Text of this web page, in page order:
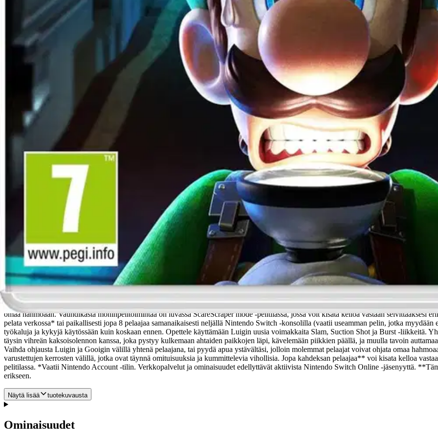
Hinta ilman S-Etukorttia:
Verkkokaupan hinta
Valitse toimitustapa
Toimitus
Kotiin tai noutopisteeseen
Alk. 0 €
Ilmainen toimitus yli 100 €:n tilauksille Postin pakettiautomaattiin tai
Etu ei koske Suuri‑lisäpalvelulla toimitettavia tuotteita.
Tarkista myymäläsaatavuus
Tuotekuvaus
Luigin unelmaloma muuttuu aavemaiseksi painajaiseksi Luigi's Mansion 3 -pelissä Nintendo Switchillä! Luigi lähtee unelmalomalle Marion
tulee kuitenkin nopeasti painajainen, kun King Boo paljastaa, että kaikki on ollut vain juoni Marion ja ystävien vangitsemiseksi. Professor
pahaenteisen hotellin petollisia kerroksia ylös ja alas pelastaakseen heidät.
joka voi auttaa Luigia selviytymään esteistä, joita hän ei yksin pysty ohittamaan. Vaihda ohjausta Luigin ja Gooigin välillä yhtenä
omaa hahmoaan. Vauhdikasta moninpelitoimintaa on luvassa ScareScraper mode -pelitilassa, jossa voit kisata kelloa vastaan selvittääksesi
pelata verkossa* tai paikallisesti jopa 8 pelaajaa samanaikaisesti neljällä Nintendo Switch -konsolilla (vaatii useamman pelin, jotka
työkaluja ja kykyjä käytössään kuin koskaan ennen. Opettele käyttämään Luigin uusia voimakkaita Slam, Suction Shot ja Burst -liikkeitä.
täysin vihreän kaksoisolennon kanssa, joka pystyy kulkemaan ahtaiden paikkojen läpi, kävelemään piikkien päällä, ja muulla tavoin
Vaihda ohjausta Luigin ja Gooigin välillä yhtenä pelaajana, tai pyydä apua ystävältäsi, jolloin molemmat pelaajat voivat ohjata omaa
varustettujen kerrosten välillä, jotka ovat täynnä omituisuuksia ja kummittelevia vihollisia. Jopa kahdeksan pelaajaa** voi kisata kelloa
pelitilassa. *Vaatii Nintendo Account -tilin. Verkkopalvelut ja ominaisuudet edellyttävät aktiivista Nintendo Switch Online -jäsenyyttä.
erikseen.
Näytä lisää tuotekuvausta
Ominaisuudet